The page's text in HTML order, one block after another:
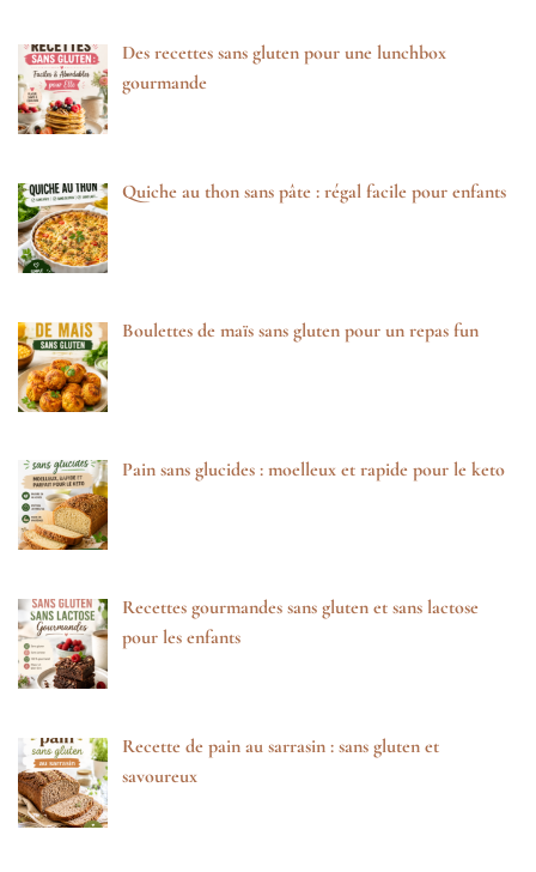
Des recettes sans gluten pour une lunchbox
gourmande
Quiche au thon sans pâte : régal facile pour enfants
Boulettes de maïs sans gluten pour un repas fun
Pain sans glucides : moelleux et rapide pour le keto
Recettes gourmandes sans gluten et sans lactose
pour les enfants
Recette de pain au sarrasin : sans gluten et
savoureux